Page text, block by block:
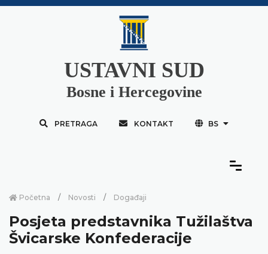
USTAVNI SUD
Bosne i Hercegovine
PRETRAGA KONTAKT BS
Početna Novosti Događaji
Posjeta predstavnika Tužilaštva
Švicarske Konfederacije